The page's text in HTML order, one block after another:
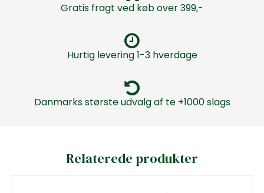
Gratis fragt ved køb over 399,-
Hurtig levering 1-3 hverdage
Danmarks største udvalg af te +1000 slags
Relaterede produkter